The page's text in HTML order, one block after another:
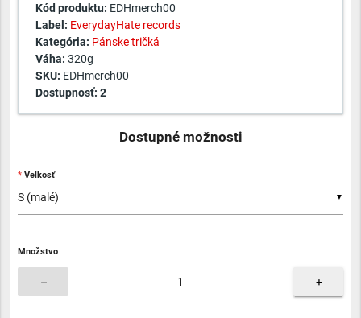
Kód produktu: EDHmerch00
Label: EverydayHate records
Kategória: Pánske tričká
Váha: 320g
SKU: EDHmerch00
Dostupnosť: 2
Dostupné možnosti
▼
Velkosť
Množstvo
– +